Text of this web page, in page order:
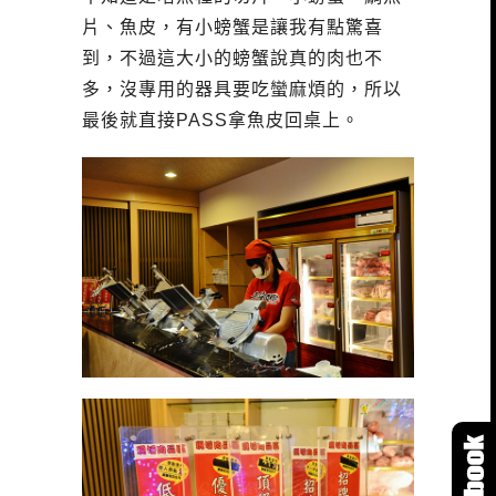
片、魚皮，有小螃蟹是讓我有點驚喜
到，不過這大小的螃蟹說真的肉也不
多，沒專用的器具要吃蠻麻煩的，所以
最後就直接PASS拿魚皮回桌上。